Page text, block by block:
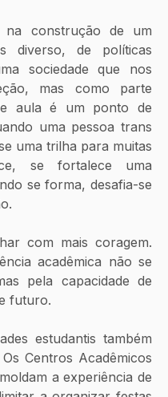
construção de um
diverso, de políticas
sociedade que nos
mas como parte
aula é um ponto de
uma pessoa trans
uma trilha para muitas
se fortalece uma
se forma, desafia-se
com mais coragem.
acadêmica não se
pela capacidade de
futuro.
estudantis também
Centros Acadêmicos
a experiência de